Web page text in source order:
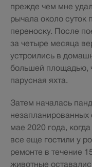
прежде чем мне
рычала около суток
переноску. После
за четыре месяца
устроились в
большей площадью,
парусная яхта.
Затем началась
незапланированных
мае 2020 года,
все еще гостили у
ремонте в течение
животные